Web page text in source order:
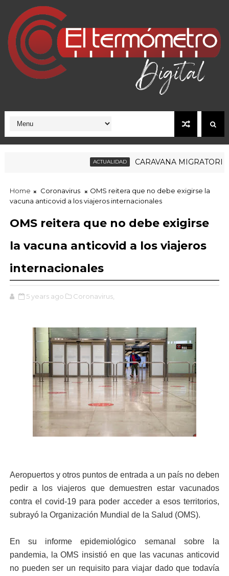
ACTUALIDAD CARAVANA MIGRATORIA
Home Coronavirus
OMS reitera que no debe exigirse la
vacuna anticovid a los viajeros internacionales
OMS reitera que no debe exigirse
la vacuna anticovid a los viajeros
internacionales
5 years ago Coronavirus,
Aeropuertos y otros puntos de entrada a un país no deben
pedir a los viajeros que demuestren estar vacunados
contra el covid-19 para poder acceder a esos territorios,
subrayó la Organización Mundial de la Salud (OMS).
En su informe epidemiológico semanal sobre la
pandemia, la OMS insistió en que las vacunas anticovid
no pueden ser un requisito para viajar dado que todavía